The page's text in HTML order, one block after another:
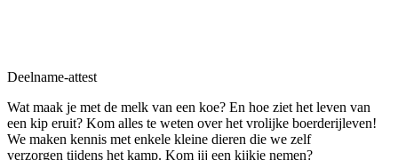
Deelname-attest
Wat maak je met de melk van een koe? En hoe ziet het leven van
een kip eruit? Kom alles te weten over het vrolijke boerderijleven!
We maken kennis met enkele kleine dieren die we zelf
verzorgen tijdens het kamp. Kom jij een kijkje nemen?